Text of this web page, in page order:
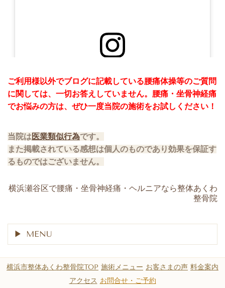
shiya.fujii(´∀｀)(@akwa.seikotin)がシェアした投稿
ご利用様以外でブログに記載している腰痛体操等のご質問
に関しては、一切お答えしていません。腰痛・坐骨神経痛
でお悩みの方は、ぜひ一度当院の施術をお試しください！
当院は 医業類似行為です。
また掲載されている感想は個人のものであり効果を保証す
るものではございません。
横浜瀬谷区で腰痛・坐骨神経痛・ヘルニアなら整体あくわ
整骨院
MENU
横浜市整体あくわ整骨院TOP 施術メニュー お客さまの声 料金案内
アクセス お問合せ・ご予約